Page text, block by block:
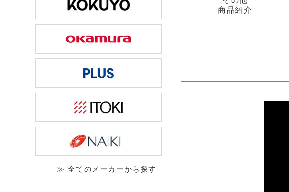
商品紹介
≫ 全てのメーカーから探す